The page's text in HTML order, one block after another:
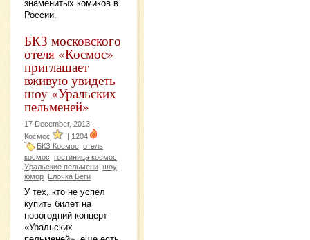
знаменитых комиков в
России.
БКЗ московского
отеля «Космос»
приглашает
вживую увидеть
шоу «Уральских
пельменей»
17 December, 2013 —
Космос
1204
БКЗ Космос отель
космос гостиница космос
Уральские пельмени шоу
юмор
Елочка Беги
У тех, кто не успел
купить билет на
новогодний концерт
«Уральских